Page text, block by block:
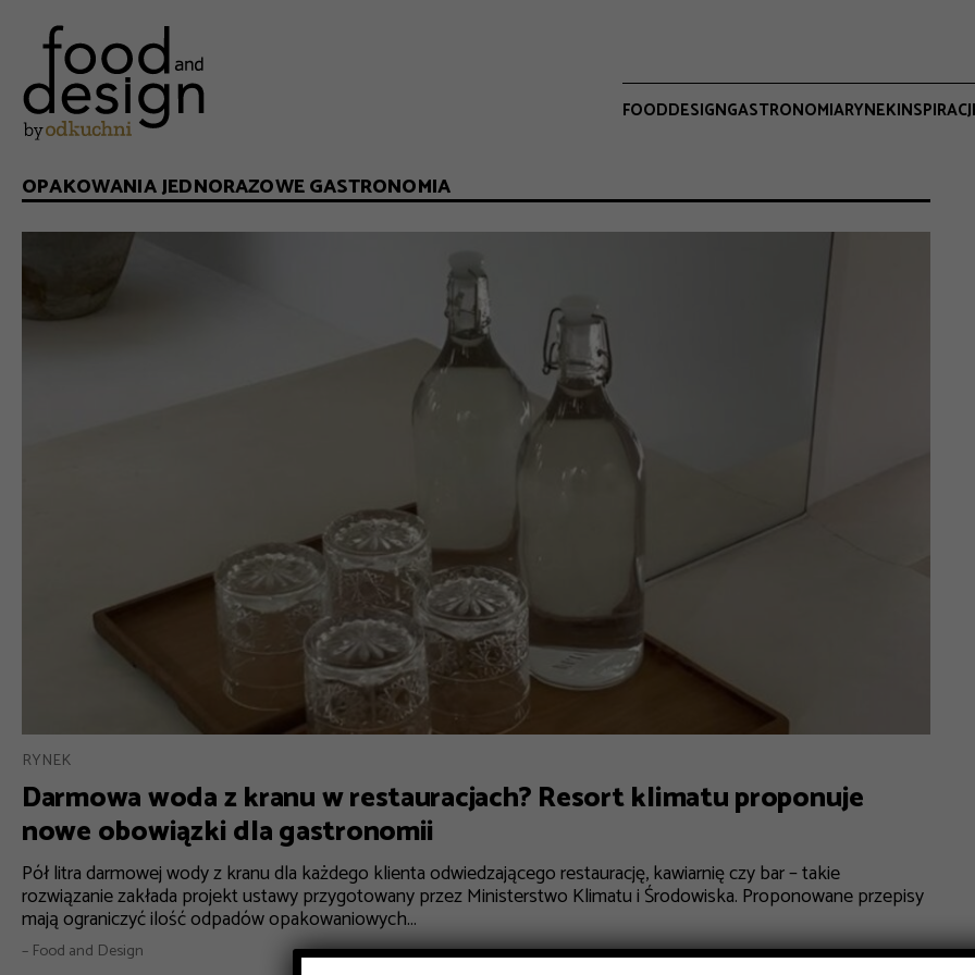
FOODDESIGNGASTRONOMIARYNEK
OPAKOWANIA JEDNORAZOWE GASTRONOMIA
RYNEK
Darmowa woda z kranu w restauracjach? Resort klimatu proponuje
nowe obowiązki dla gastronomii
Pół litra darmowej wody z kranu dla każdego klienta odwiedzającego restaurację, kawiarnię czy bar – takie
rozwiązanie zakłada projekt ustawy przygotowany przez Ministerstwo Klimatu i Środowiska. Proponowane przepisy
mają ograniczyć ilość odpadów opakowaniowych...
– Food and Design